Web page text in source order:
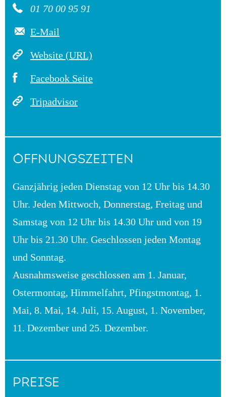
01 70 00 95 91
E-Mail
Website (URL)
Facebook Seite
Tripadvisor
ÖFFNUNGSZEITEN
Ganzjährig jeden Dienstag von 12 Uhr bis 14.30
Uhr. Jeden Mittwoch, Donnerstag, Freitag und
Samstag von 12 Uhr bis 14.30 Uhr und von 19
Uhr bis 21.30 Uhr. Geschlossen jeden Montag
und Sonntag.
Ausnahmsweise geschlossen am 1. Januar,
Ostermontag, Himmelfahrt, Pfingstmontag, 1.
Mai, 8. Mai, 14. Juli, 15. August, 1. November,
11. Dezember und 25. Dezember.
PREISE